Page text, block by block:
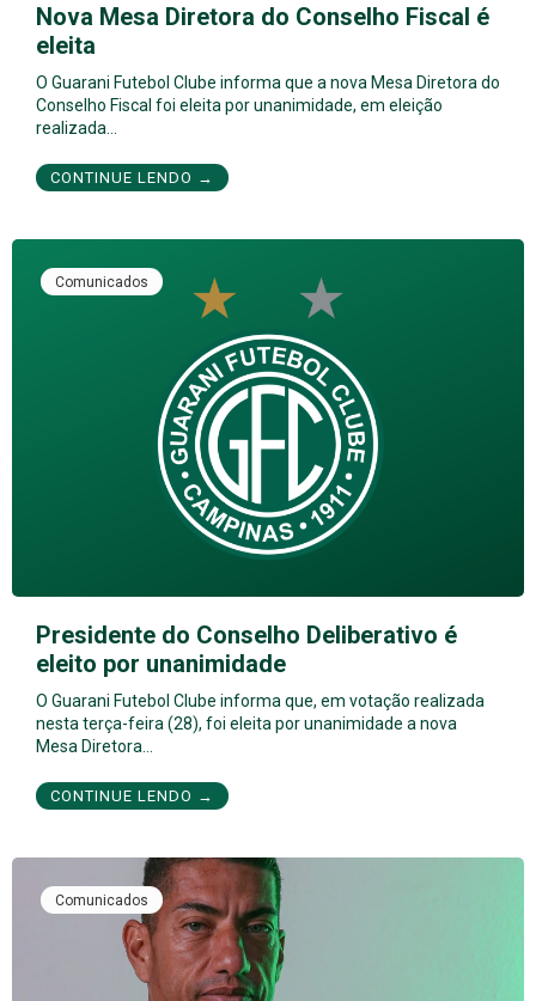
Nova Mesa Diretora do Conselho Fiscal é
eleita
O Guarani Futebol Clube informa que a nova Mesa Diretora do
Conselho Fiscal foi eleita por unanimidade, em eleição
realizada…
CONTINUE LENDO →
Comunicados
Presidente do Conselho Deliberativo é
eleito por unanimidade
O Guarani Futebol Clube informa que, em votação realizada
nesta terça-feira (28), foi eleita por unanimidade a nova
Mesa Diretora…
CONTINUE LENDO →
Comunicados